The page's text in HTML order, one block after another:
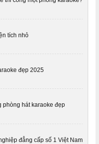
tích nhỏ
đẹp 2025
phòng hát karaoke đẹp
đẳng cấp số 1 Việt Nam